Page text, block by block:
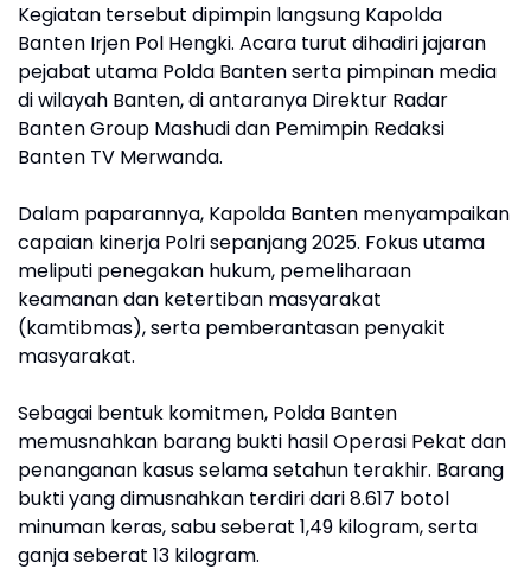
Kegiatan tersebut dipimpin langsung Kapolda
Banten Irjen Pol Hengki. Acara turut dihadiri jajaran
pejabat utama Polda Banten serta pimpinan media
di wilayah Banten, di antaranya Direktur Radar
Banten Group Mashudi dan Pemimpin Redaksi
Banten TV Merwanda.
Dalam paparannya, Kapolda Banten menyampaikan
capaian kinerja Polri sepanjang 2025. Fokus utama
meliputi penegakan hukum, pemeliharaan
keamanan dan ketertiban masyarakat
(kamtibmas), serta pemberantasan penyakit
masyarakat.
Sebagai bentuk komitmen, Polda Banten
memusnahkan barang bukti hasil Operasi Pekat dan
penanganan kasus selama setahun terakhir. Barang
bukti yang dimusnahkan terdiri dari 8.617 botol
minuman keras, sabu seberat 1,49 kilogram, serta
ganja seberat 13 kilogram.